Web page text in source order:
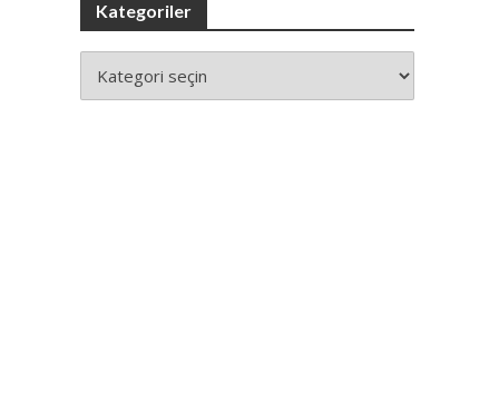
Kategoriler